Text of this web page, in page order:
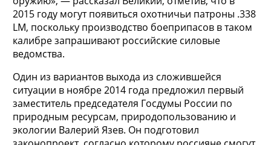
2015 году могут появиться охотничьи патроны .338
LM, поскольку производство боеприпасов в таком
калибре запрашивают российские силовые
ведомства.
Один из вариантов выхода из сложившейся
ситуации в ноябре 2014 года предложил первый
заместитель председателя Госдумы России по
природным ресурсам, природопользованию и
экологии Валерий Язев. Он подготовил